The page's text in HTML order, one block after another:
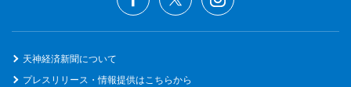
天神経済新聞について
プレスリリース・情報提供はこちらから